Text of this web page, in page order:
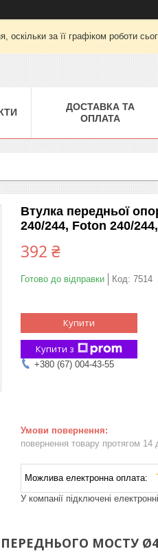
за її графіком роботи
ДОСТАВКА ТА
ОПЛАТА
Втулка передньої
240/244, Foton 240/
392 ₴
Готово до відправки Код: 7514
Купити
Купити з
+380 (67) 004-43-55
повернення товару протягом 14
У компанії підключені
МОСТУ